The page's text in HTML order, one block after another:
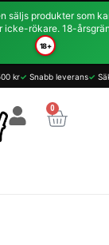
säljs produkter som
icke-rökare. 18-
18+
kr✓ Snabb leverans✓
0
Sortera
popularitet